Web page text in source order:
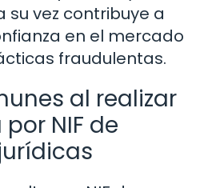
su vez contribuye a
en el mercado
fraudulentas.
al realizar
NIF de